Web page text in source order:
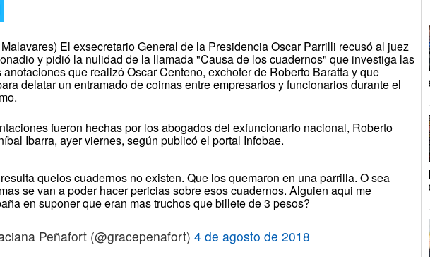
El exsecretario General de la Presidencia Oscar Parrilli recusó al juez
y pidió la nulidad de la llamada "Causa de los cuadernos" que investiga las
anotaciones que realizó Oscar Centeno, exchofer de Roberto Baratta y que
delatar un entramado de coimas entre empresarios y funcionarios durante el
fueron hechas por los abogados del exfuncionario nacional, Roberto
Ibarra, ayer viernes, según publicó el portal Infobae.
quelos cuadernos no existen. Que los quemaron en una parrilla. O sea
se van a poder hacer pericias sobre esos cuadernos. Alguien aqui me
en suponer que eran mas truchos que billete de 3 pesos?
Peñafort (@gracepenafort)4 de agosto de 2018